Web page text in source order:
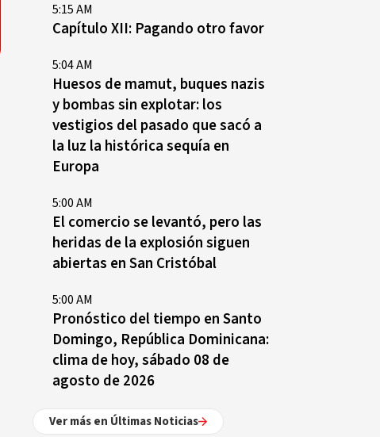
5:15 AM
Capítulo XII: Pagando otro favor
5:04 AM
Huesos de mamut, buques nazis
y bombas sin explotar: los
vestigios del pasado que sacó a
la luz la histórica sequía en
Europa
5:00 AM
El comercio se levantó, pero las
heridas de la explosión siguen
abiertas en San Cristóbal
5:00 AM
Pronóstico del tiempo en Santo
Domingo, República Dominicana:
clima de hoy, sábado 08 de
agosto de 2026
Ver más en Últimas Noticias